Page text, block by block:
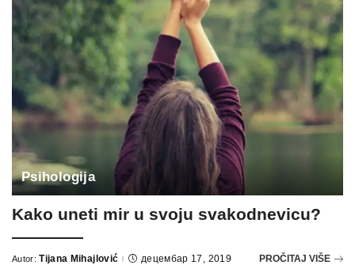
Psihologija
Kako uneti mir u svoju svakodnevicu?
Autor: Tijana Mihajlović децембар 17, 2019 PROČITAJ VIŠE